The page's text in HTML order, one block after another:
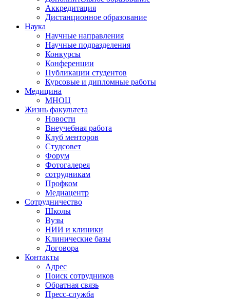
Аккредитация
Дистанционное образование
Наука
Научные направления
Научные подразделения
Конкурсы
Конференции
Публикации студентов
Курсовые и дипломные работы
Медицина
МНОЦ
Жизнь факультета
Новости
Внеучебная работа
Клуб менторов
Студсовет
Форум
Фотогалерея
сотрудникам
Профком
Медиацентр
Сотрудничество
Школы
Вузы
НИИ и клиники
Клинические базы
Договора
Контакты
Адрес
Поиск сотрудников
Обратная связь
Пресс-служба